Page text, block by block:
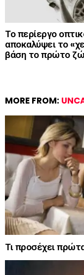
Το περίεργο
αποκαλύψει το
βάση το πρώτο
MORE FROM:
Τι προσέχει